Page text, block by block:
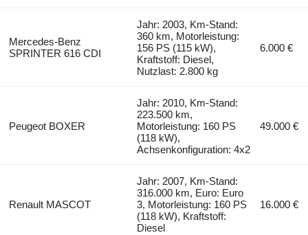
Mercedes-Benz
SPRINTER 616 CDI
Jahr: 2003, Km-Stand:
360 km, Motorleistung:
156 PS (115 kW),
Kraftstoff: Diesel,
Nutzlast: 2.800 kg
6.000 €
Peugeot BOXER
Jahr: 2010, Km-Stand:
223.500 km,
Motorleistung: 160 PS
(118 kW),
Achsenkonfiguration: 4x2
49.000 €
Renault MASCOT
Jahr: 2007, Km-Stand:
316.000 km, Euro: Euro
3, Motorleistung: 160 PS
(118 kW), Kraftstoff:
Diesel
16.000 €